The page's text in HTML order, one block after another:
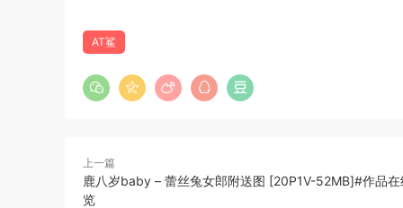
AT鲨
上一篇
鹿八岁baby – 蕾丝兔女郎附送图 [20P1V-52MB]#作品在
览